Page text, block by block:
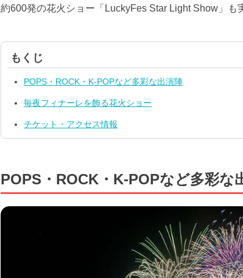
約600発の花火ショー「LuckyFes Star Light Show」も
もくじ
POPS・ROCK・K-POPなど多彩な出演陣
毎夜フィナーレを飾る花火ショー
チケット・アクセス情報
POPS・ROCK・K-POPなど多彩な